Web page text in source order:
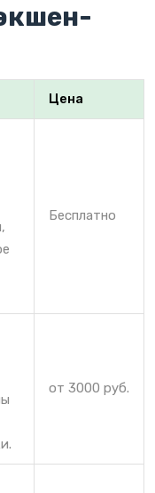
Цена
Бесплатно
от 3000 руб.